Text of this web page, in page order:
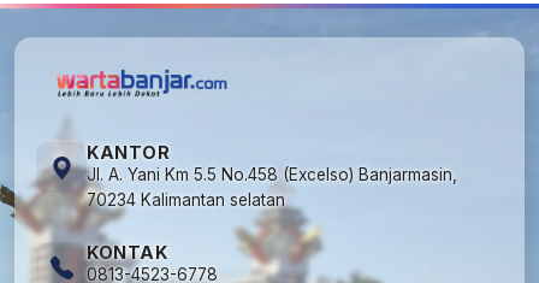
KANTOR
Jl. A. Yani Km 5.5 No.458 (Excelso) Banjarmasin,
70234 Kalimantan selatan
KONTAK
0813-4523-6778